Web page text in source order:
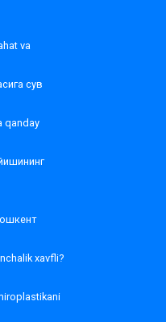
va
сув
qanday
xavfli?